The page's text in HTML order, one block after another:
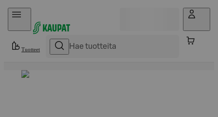
Hyppää sisältöön
Tuotteet